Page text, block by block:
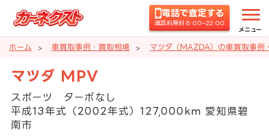
電話で査定する
通話料無料 8:00~22:00
メニュー
ホーム 車買取事例・買取相場 マツダ（MAZDA）の車買取事例
マツダ MPV
スポーツ ターボなし
平成13年式（2002年式）127,000km 愛知県碧
南市